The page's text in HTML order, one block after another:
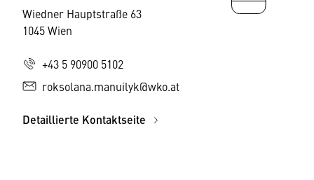
Wiedner Hauptstraße 63
1045 Wien
+43 5 90900 5102
roksolana.manuilyk@wko.at
Detaillierte Kontaktseite